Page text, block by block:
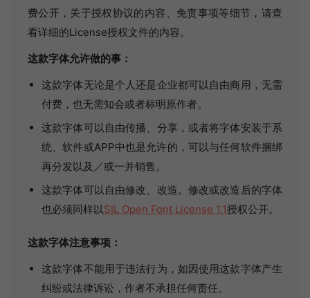
费公开，关于授权协议的内容、免责事项等细节，请查
看详细的License授权文件的内容。
这款字体允许做的事：
这款字体无论是个人还是企业都可以自由商用，无需
付费，也无需知会或者标明原作者。
这款字体可以自由传播、分享，或者将字体安装于系
统、软件或APP中也是允许的，可以与任何软件捆绑
再分发以及／或一并销售。
这款字体可以自由修改、改造。修改或改造后的字体
也必须同样以SIL Open Font License 1.1授权公开。
这款字体注意事项：
这款字体不能用于违法行为，如因使用这款字体产生
纠纷或法律诉讼，作者不承担任何责任。